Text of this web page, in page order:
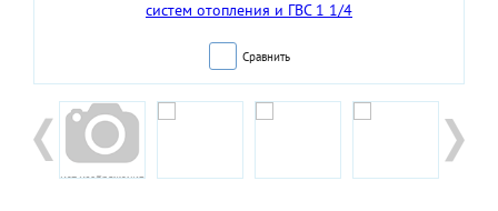
Сравнить